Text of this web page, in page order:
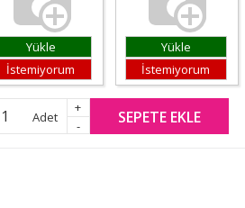
Yükle
İstemiyorum
Yükle
İstemiyorum
Adet
+
-
SEPETE EKLE